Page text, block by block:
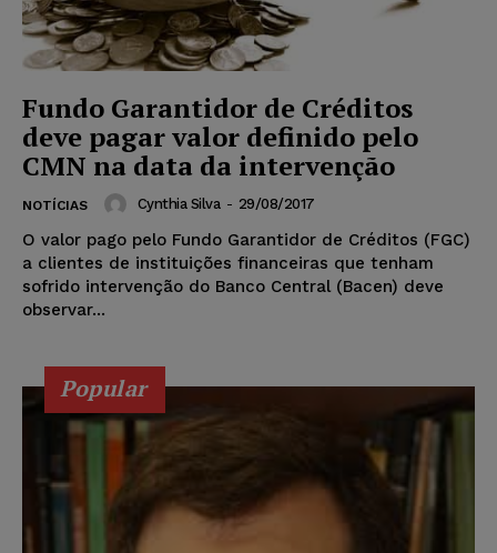
Fundo Garantidor de Créditos
deve pagar valor definido pelo
CMN na data da intervenção
NOTÍCIAS Cynthia Silva - 29/08/2017
O valor pago pelo Fundo Garantidor de Créditos (FGC)
a clientes de instituições financeiras que tenham
sofrido intervenção do Banco Central (Bacen) deve
observar...
Popular